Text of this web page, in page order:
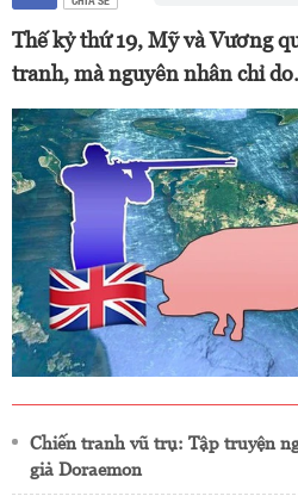
Thế kỷ thứ 19, Mỹ và Vương
tranh, mà nguyên nhân chỉ
Chiến tranh vũ trụ: Tập truyện
giả Doraemon